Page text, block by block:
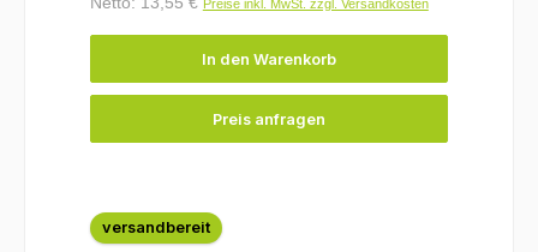
Preise inkl. MwSt. zzgl. Versandkosten
In den Warenkorb
Preis anfragen
versandbereit